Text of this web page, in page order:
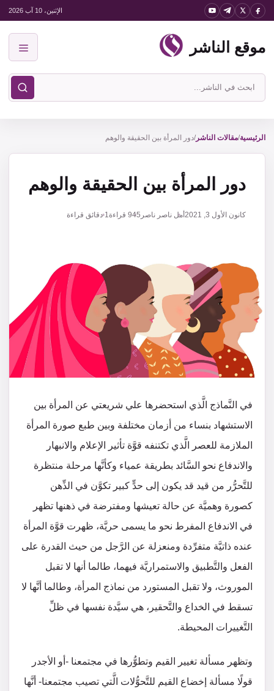
انتقل
المحتوى
الإثنين، 10 آب 2026
موقع الناشر
ابحث
في
الناشر
الرئيسية/مقالات الناشر/دور المرأة بين الحقيقة والوهم
دور المرأة بين الحقيقة والوهم
كانون الأول 3, 2021 أمل ناصر ناصر 945 قراءة1 دقائق قراءة
في النَّماذج الَّذي استحضرها علي شريعتي عن المرأة بين
الاستشهاد بنساء من أزمان مختلفة وبين طبع صورة المرأة
الملازمة للعصر الَّذي تكتنفه قوَّة تأثير الإعلام والانبهار
والاندفاع نحو السَّائد بطريقة عمياء وكأنَّها مرحلة منتظرة
للتَّحرُّر من قيد قد يكون إلى حدٍّ كبير تكوَّن في الذِّهن
كصورة وهميَّة عن حالة تعيشها ومفترضة في ذهنها تظهر
في الاندفاع المفرط نحو ما يسمى حريَّة، ظهرت قوَّة المرأة
عنده ذاتيَّة متفرِّدة ومنعزلة عن الرَّجل من حيث القدرة على
الفعل والتَّطبيق والاستمراريَّة فيهما، طالما أنها لا تقبل
الموروث، ولا تقبل المستورد من نماذج المرأة، وطالما أنَّها لا
تسقط في الخداع والتَّحقير، هي سيَّدة نفسها في ظلِّ
التَّغييرات المحيطة.
وتظهر مسألة تغيير القيم وتطوُّرها في مجتمعنا -أو الأجدر
قولًا مسألة إخضاع القيم للتَّحوُّلات الَّتي تصيب مجتمعنا- أنَّها